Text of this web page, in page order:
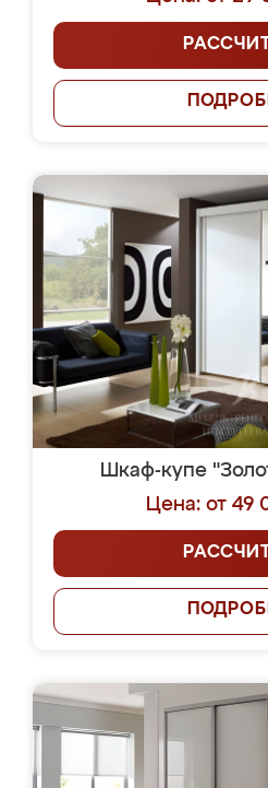
Шкаф-купе
Цена: от 49